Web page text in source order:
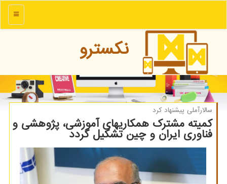
منو
نكسترو
سالارآملی پیشنهاد كرد
کمیته مشترک همکاریهای آموزشی، پژوهشی و
فناوری ایران و چین تشکیل گردد